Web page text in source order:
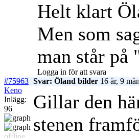
Helt klart
Men som
man står
Logga in för att svara
#75963 Svar: Öland bilder 16 år, 9
Keno
Inlägg:
96
Gillar den
stenen